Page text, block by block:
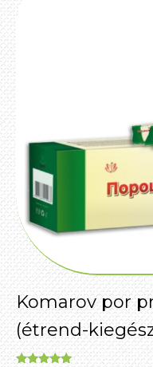
Komarov por
(étrend-